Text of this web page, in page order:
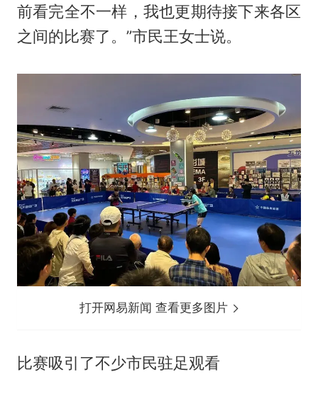
前看完全不一样，我也更期待接下来各区
之间的比赛了。”市民王女士说。
打开网易新闻 查看更多图片
比赛吸引了不少市民驻足观看